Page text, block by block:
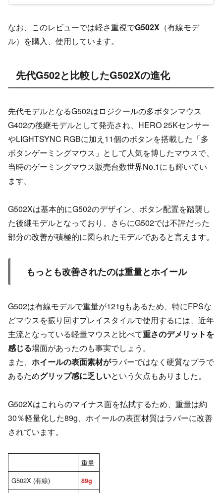
なお、このレビューでは軽さ重視でG502X （有線モデ
ル）を購入、使用しています。
先代G502と比較したG502Xの進化
先代モデルとなるG502はロジクールの多ボタンマウス
G402の後継モデルとして発売され、HERO 25Kセンサー
やLIGHTSYNC RGBに加え11個のボタンを搭載した「多
ボタンゲーミングマウス」として人気を博したマウスで、
当時のゲーミングマウス販売台数世界No.1にも輝いてい
ます。
G502Xは基本的にG502のデザイン、ボタン配置を踏襲し
た後継モデルとなっており、さらにG502では不評だった
部分の改善が積極的に図られたモデルであると言えます。
もっとも改善されたのは重量とホイール
G502は有線モデルで重量が121gもあるため、特にFPSな
どマウスを振り回すプレイスタイルで使用するには、近年
主流となっている軽量マウスと比べて重さのデメリットを
感じる場面があったのも事実でしょう。
また、 ホイールの表面素材がラバーではなく硬質なプラで
あるためグリップ感に乏しいという欠点もありました。
G502Xはこれらのマイナス面を払拭するため、重量は約
30％軽量化した89g、ホイールの表面材質はラバーに改善
されています。
重量
G502X (有線)
89g